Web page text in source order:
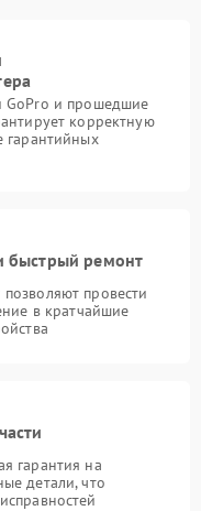
GoPro и прошедшие
корректную
гарантийных
быстрый ремонт
провести
в кратчайшие
гарантия на
детали, что